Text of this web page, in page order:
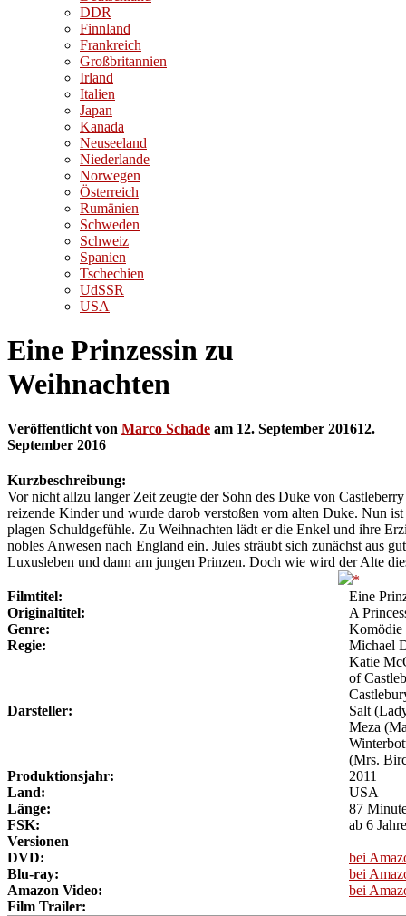
DDR
Finnland
Frankreich
Großbritannien
Irland
Italien
Japan
Kanada
Neuseeland
Niederlande
Norwegen
Österreich
Rumänien
Schweden
Schweiz
Spanien
Tschechien
UdSSR
USA
Eine Prinzessin zu
Weihnachten
Veröffentlicht von Marco Schade am 12. September 201612.
September 2016
Kurzbeschreibung:
Vor nicht allzu langer Zeit zeugte der Sohn des Duke von
reizende Kinder und wurde darob verstoßen vom alten Duke. Nun
plagen Schuldgefühle. Zu Weihnachten lädt er die Enkel und ihre
nobles Anwesen nach England ein. Jules sträubt sich zunächst aus
Luxusleben und dann am jungen Prinzen. Doch wie wird der Alte
Filmtitel:
Eine
Originaltitel:
A
Genre:
Komödie
Regie:
Michael
Darsteller:
Katie
of
Salt
Meza
(Mrs.
Produktionsjahr:
2011
Land:
USA
Länge:
87
FSK:
ab 6
Versionen
DVD:
bei
Blu-ray:
bei
Amazon Video:
bei
Film Trailer: